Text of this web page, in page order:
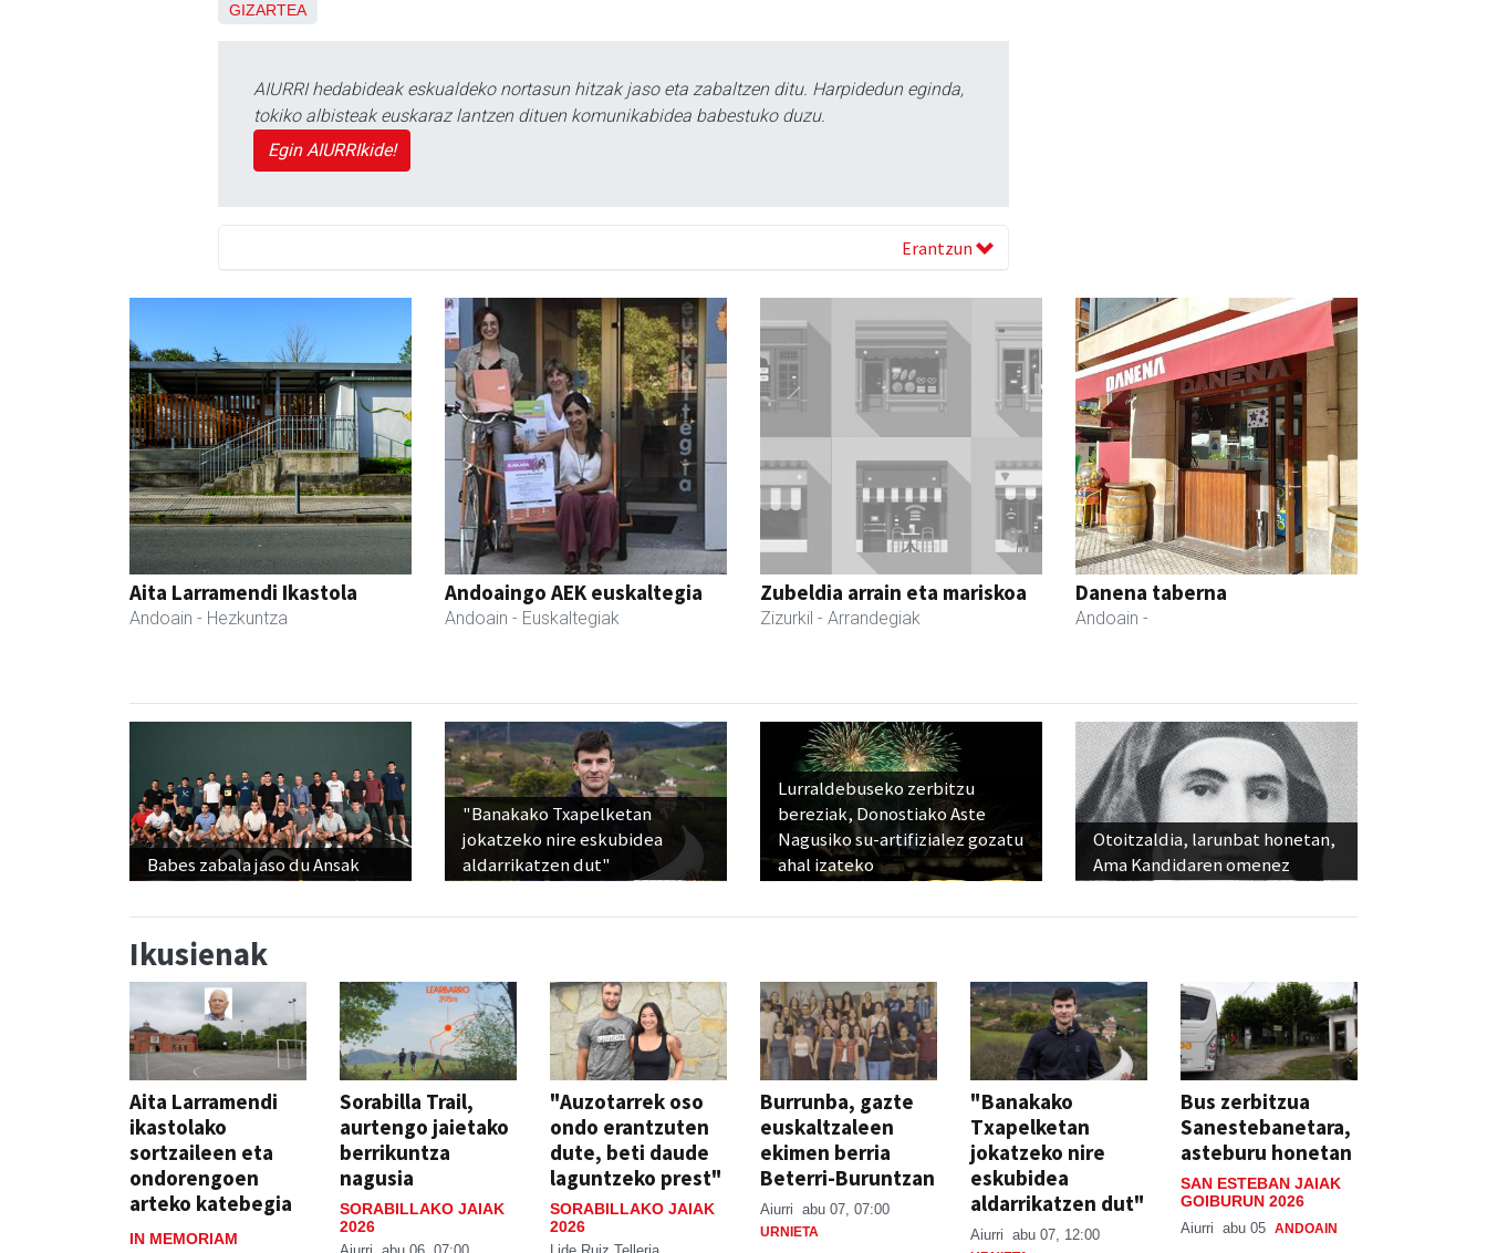
GIZARTEA
AIURRI hedabideak eskualdeko nortasun hitzak jaso eta zabaltzen ditu. Harpidedun eginda,
tokiko albisteak euskaraz lantzen dituen komunikabidea babestuko duzu.
Egin AIURRIkide!
Erantzun
Aita Larramendi Ikastola
Andoain - Hezkuntza
Andoaingo AEK euskaltegia
Andoain - Euskaltegiak
Zubeldia arrain eta mariskoa
Zizurkil - Arrandegiak
Danena taberna
Andoain -
Babes zabala jaso du Ansak
"Banakako Txapelketan
jokatzeko nire eskubidea
aldarrikatzen dut"
Lurraldebuseko zerbitzu
bereziak, Donostiako Aste
Nagusiko su-artifizialez gozatu
ahal izateko
Otoitzaldia, larunbat honetan,
Ama Kandidaren omenez
Ikusienak
Aita Larramendi
ikastolako
sortzaileen eta
ondorengoen
arteko katebegia
IN MEMORIAM
Sorabilla Trail,
aurtengo jaietako
berrikuntza
nagusia
SORABILLAKO JAIAK
2026
"Auzotarrek oso
ondo erantzuten
dute, beti daude
laguntzeko prest"
SORABILLAKO JAIAK
2026
Burrunba, gazte
euskaltzaleen
ekimen berria
Beterri-Buruntzan
Aiurri abu 07, 07:00
URNIETA
"Banakako
Txapelketan
jokatzeko nire
eskubidea
aldarrikatzen dut"
Aiurri abu 07, 12:00
Bus zerbitzua
Sanestebanetara,
asteburu honetan
SAN ESTEBAN JAIAK
GOIBURUN 2026
Aiurri abu 05 ANDOAIN